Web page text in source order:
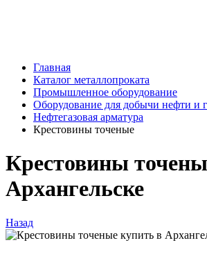
Главная
Каталог металлопроката
Промышленное оборудование
Оборудование для добычи нефти и
Нефтегазовая арматура
Крестовины точеные
Крестовины
Архангельске
Назад